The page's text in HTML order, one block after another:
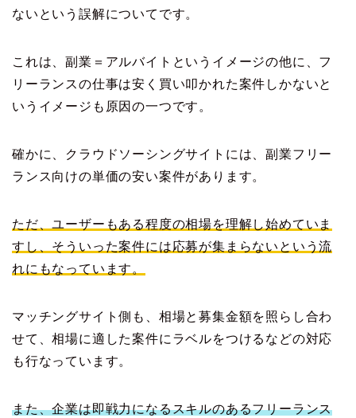
ないという誤解についてです。
これは、副業＝アルバイトというイメージの他に、フ
リーランスの仕事は安く買い叩かれた案件しかないと
いうイメージも原因の一つです。
確かに、クラウドソーシングサイトには、副業フリー
ランス向けの単価の安い案件があります。
ただ、ユーザーもある程度の相場を理解し始めていま
すし、そういった案件には応募が集まらないという流
れにもなっています。
マッチングサイト側も、相場と募集金額を照らし合わ
せて、相場に適した案件にラベルをつけるなどの対応
も行なっています。
また、企業は即戦力になるスキルのあるフリーランス